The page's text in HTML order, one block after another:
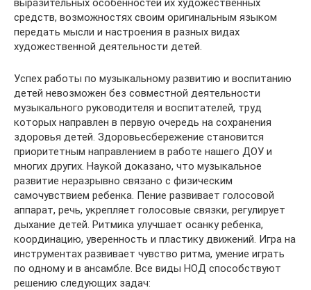
выразительных особенностей их художественных
средств, возможностях своим оригинальным языком
передать мысли и настроения в разных видах
художественной деятельности детей.
Успех работы по музыкальному развитию и воспитанию
детей невозможен без совместной деятельности
музыкального руководителя и воспитателей, труд
которых направлен в первую очередь на сохранения
здоровья детей. Здоровьесбережение становится
приоритетным направлением в работе нашего ДОУ и
многих других. Наукой доказано, что музыкальное
развитие неразрывно связано с физическим
самочувствием ребенка. Пение развивает голосовой
аппарат, речь, укрепляет голосовые связки, регулирует
дыхание детей. Ритмика улучшает осанку ребенка,
координацию, уверенность и пластику движений. Игра на
инструментах развивает чувство ритма, умение играть
по одному и в ансамбле. Все виды НОД способствуют
решению следующих задач: